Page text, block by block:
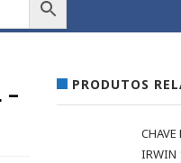
–
PRODUTOS
IRWIN